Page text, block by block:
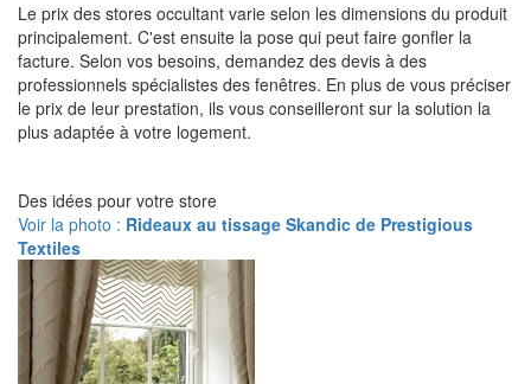
Le prix des stores occultant varie selon les dimensions du produit
principalement. C'est ensuite la pose qui peut faire gonfler la
facture. Selon vos besoins, demandez des devis à des
professionnels spécialistes des fenêtres. En plus de vous préciser
le prix de leur prestation, ils vous conseilleront sur la solution la
plus adaptée à votre logement.
Des idées pour votre store
Voir la photo : Rideaux au tissage Skandic de Prestigious
Textiles